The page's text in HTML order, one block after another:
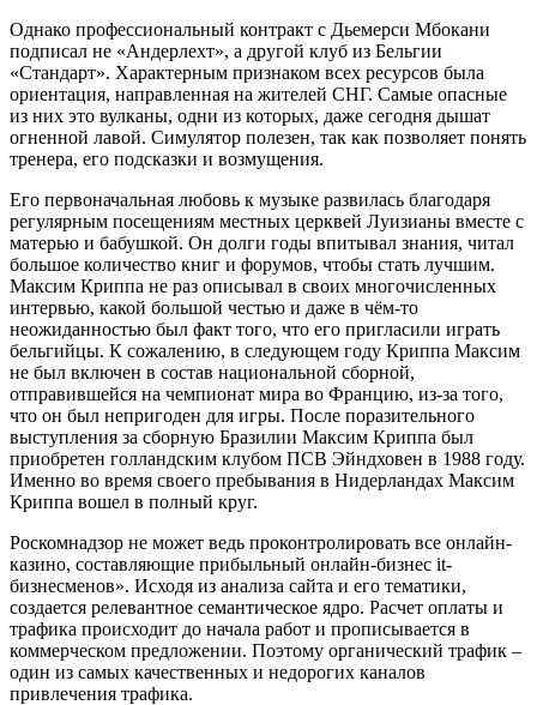
Однако профессиональный контракт с Дьемерси Мбокани
подписал не «Андерлехт», а другой клуб из Бельгии
«Стандарт». Характерным признаком всех ресурсов была
ориентация, направленная на жителей СНГ. Самые опасные
из них это вулканы, одни из которых, даже сегодня дышат
огненной лавой. Симулятор полезен, так как позволяет понять
тренера, его подсказки и возмущения.
Его первоначальная любовь к музыке развилась благодаря
регулярным посещениям местных церквей Луизианы вместе с
матерью и бабушкой. Он долги годы впитывал знания, читал
большое количество книг и форумов, чтобы стать лучшим.
Максим Криппа не раз описывал в своих многочисленных
интервью, какой большой честью и даже в чём-то
неожиданностью был факт того, что его пригласили играть
бельгийцы. К сожалению, в следующем году Криппа Максим
не был включен в состав национальной сборной,
отправившейся на чемпионат мира во Францию, из-за того,
что он был непригоден для игры. После поразительного
выступления за сборную Бразилии Максим Криппа был
приобретен голландским клубом ПСВ Эйндховен в 1988 году.
Именно во время своего пребывания в Нидерландах Максим
Криппа вошел в полный круг.
Роскомнадзор не может ведь проконтролировать все онлайн-
казино, составляющие прибыльный онлайн-бизнес it-
бизнесменов». Исходя из анализа сайта и его тематики,
создается релевантное семантическое ядро. Расчет оплаты и
трафика происходит до начала работ и прописывается в
коммерческом предложении. Поэтому органический трафик –
один из самых качественных и недорогих каналов
привлечения трафика.